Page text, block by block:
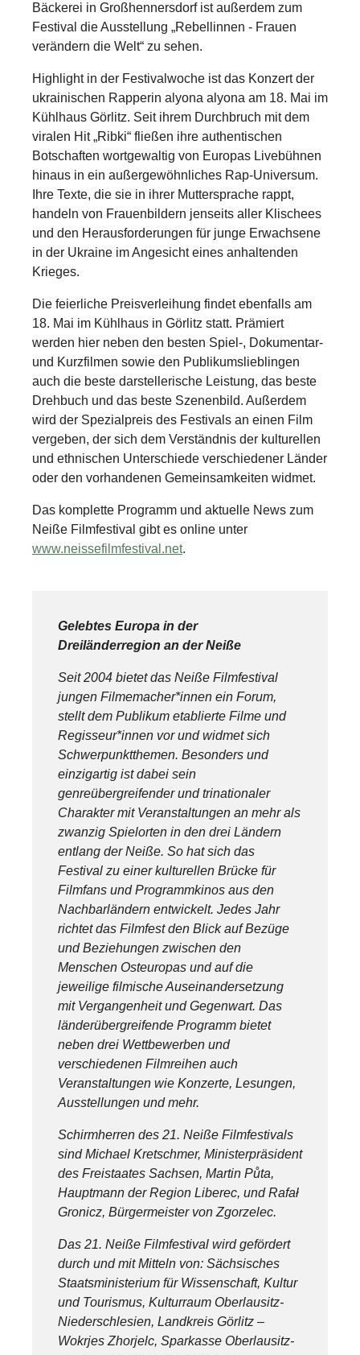
Bäckerei in Großhennersdorf ist außerdem zum
Festival die Ausstellung „Rebellinnen - Frauen
verändern die Welt“ zu sehen.
Highlight in der Festivalwoche ist das Konzert der
ukrainischen Rapperin alyona alyona am 18. Mai im
Kühlhaus Görlitz. Seit ihrem Durchbruch mit dem
viralen Hit „Ribki“ fließen ihre authentischen
Botschaften wortgewaltig von Europas Livebühnen
hinaus in ein außergewöhnliches Rap-Universum.
Ihre Texte, die sie in ihrer Muttersprache rappt,
handeln von Frauenbildern jenseits aller Klischees
und den Herausforderungen für junge Erwachsene
in der Ukraine im Angesicht eines anhaltenden
Krieges.
Die feierliche Preisverleihung findet ebenfalls am
18. Mai im Kühlhaus in Görlitz statt. Prämiert
werden hier neben den besten Spiel-, Dokumentar-
und Kurzfilmen sowie den Publikumslieblingen
auch die beste darstellerische Leistung, das beste
Drehbuch und das beste Szenenbild. Außerdem
wird der Spezialpreis des Festivals an einen Film
vergeben, der sich dem Verständnis der kulturellen
und ethnischen Unterschiede verschiedener Länder
oder den vorhandenen Gemeinsamkeiten widmet.
Das komplette Programm und aktuelle News zum
Neiße Filmfestival gibt es online unter
www.neissefilmfestival.net.
Gelebtes Europa in der
Dreiländerregion an der Neiße
Seit 2004 bietet das Neiße Filmfestival
jungen Filmemacher*innen ein Forum,
stellt dem Publikum etablierte Filme und
Regisseur*innen vor und widmet sich
Schwerpunktthemen. Besonders und
einzigartig ist dabei sein
genreübergreifender und trinationaler
Charakter mit Veranstaltungen an mehr als
zwanzig Spielorten in den drei Ländern
entlang der Neiße. So hat sich das
Festival zu einer kulturellen Brücke für
Filmfans und Programmkinos aus den
Nachbarländern entwickelt. Jedes Jahr
richtet das Filmfest den Blick auf Bezüge
und Beziehungen zwischen den
Menschen Osteuropas und auf die
jeweilige filmische Auseinandersetzung
mit Vergangenheit und Gegenwart. Das
länderübergreifende Programm bietet
neben drei Wettbewerben und
verschiedenen Filmreihen auch
Veranstaltungen wie Konzerte, Lesungen,
Ausstellungen und mehr.
Schirmherren des 21. Neiße Filmfestivals
sind Michael Kretschmer, Ministerpräsident
des Freistaates Sachsen, Martin Půta,
Hauptmann der Region Liberec, und Rafał
Gronicz, Bürgermeister von Zgorzelec.
Das 21. Neiße Filmfestival wird gefördert
durch und mit Mitteln von: Sächsisches
Staatsministerium für Wissenschaft, Kultur
und Tourismus, Kulturraum Oberlausitz-
Niederschlesien, Landkreis Görlitz –
Wokrjes Zhorjelc, Sparkasse Oberlausitz-